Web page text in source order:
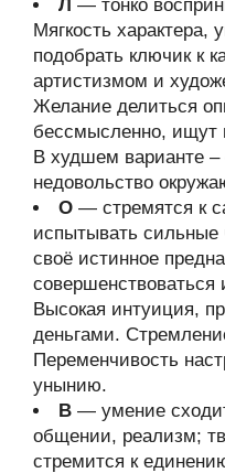
Л — тонко
Мягкость
подобрать ключик к
артистизмом и
Желание делиться
бессмысленно, ищут
В худшем варианте
недовольство
О — стремятся к
испытывать
своё истинное
Высокая интуиция,
деньгами.
Переменчивость
унынию.
В — умение
общении, реализм;
стремится к